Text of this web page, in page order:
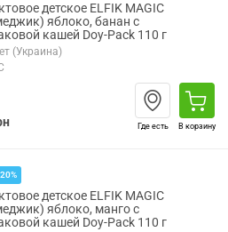
детское ELFIK MAGIC
яблоко, банан с
кашей Doy-Pack 110 г
(Украина)
Где есть В корзину
детское ELFIK MAGIC
яблоко, манго с
кашей Doy-Pack 110 г